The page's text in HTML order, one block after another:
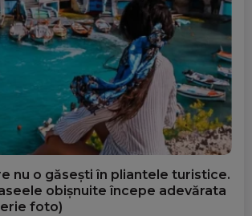
nu o găsești în pliantele turistice.
obișnuite începe adevărata
foto)